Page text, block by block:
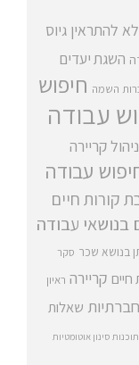
להתראין גיוס
השגת יעדים
השמה חיפוש
עבודה
קריירה
עבודה
קורות חיים
בנושאי עבודה
בנושא שכר סקר
חיים קריירה ראיון
שאלות
תוכנות סינון אוטומטיות